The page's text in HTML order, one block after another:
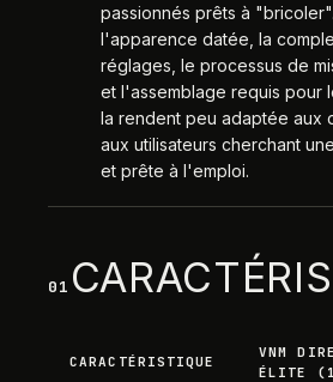
passionnés prêts à
l'apparence datée, la
réglages, le processus de
et l'assemblage requis pour
la rendent peu adaptée aux
aux utilisateurs cherchant
et prête à l'emploi.
01
CARACTÉRISTIQUE
VNM
ÉLITE